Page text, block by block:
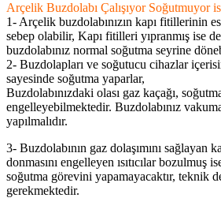
Arçelik Buzdolabı Çalışıyor Soğutmuyor
1- Arçelik buzdolabınızın kapı fitillerinin
sebep olabilir, Kapı fitilleri yıpranmış ise
buzdolabınız normal soğutma seyrine
2- Buzdolapları ve soğutucu cihazlar
sayesinde soğutma yaparlar,
Buzdolabınızdaki olası gaz kaçağı,
engelleyebilmektedir. Buzdolabınız vakuma
yapılmalıdır.
3- Buzdolabının gaz dolaşımını sağlayan
donmasını engelleyen ısıtıcılar bozulmuş
soğutma görevini yapamayacaktır, teknik
gerekmektedir.